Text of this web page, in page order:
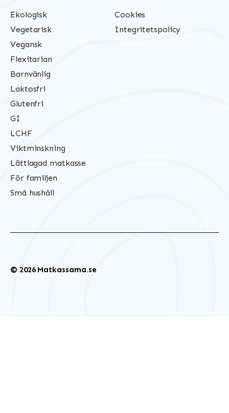
Ekologisk
Vegetarisk
Vegansk
Flexitarian
Barnvänlig
Laktosfri
Glutenfri
GI
LCHF
Viktminskning
Lättlagad matkasse
För familjen
Små hushåll
Cookies
Integritetspolicy
© 2026 Matkassarna.se